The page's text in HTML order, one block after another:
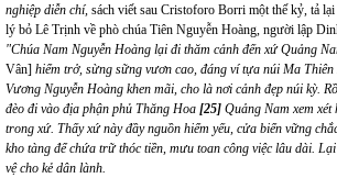
nghiệp diễn chí, sách viết sau Cristoforo Borri một thế kỷ, tả
lý bỏ Lê Trịnh về phò chúa Tiên Nguyễn Hoàng, người lập
"Chúa Nam Nguyễn Hoàng lại đi thăm cảnh đến xứ Quảng
Vân] hiểm trở, sừng sững vươn cao, đáng ví tựa núi Ma
Vương Nguyễn Hoàng khen mãi, cho là nơi cảnh đẹp núi kỳ.
đèo đi vào địa phận phủ Thăng Hoa [25] Quảng Nam xem
trong xứ. Thấy xứ này đầy nguồn hiểm yếu, cửa biển vững
kho tàng để chứa trữ thóc tiền, mưu toan công việc lâu dài.
vệ cho kẻ dân lành.